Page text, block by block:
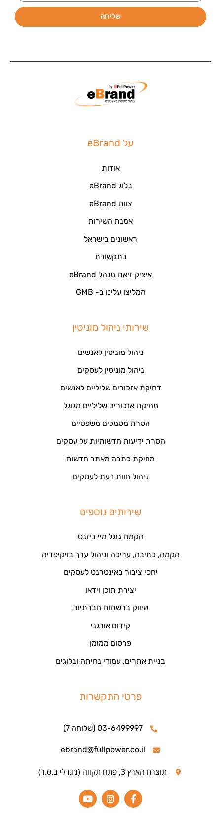
שליחה
על eBrand
אודות
בלוג eBrand
צוות eBrand
אמנת השירות
ראשונים בישראל
בתקשורת
איציק זיאת מנהל eBrand
המליצו עלינו ב- GMB
שירותי ניהול מוניטין
ניהול מוניטין לאנשים
ניהול מוניטין לעסקים
דחיקת אזכורים שליליים לאנשים
מחיקת אזכורים שליליים מגוגל
הסרת מסמכים משפטיים
הסרת ידיעות חדשותיות על עסקים
מחיקת כתבה מאתר חדשות
ניהול חוות דעת לעסקים
שירותים נוספים
הקמת גוגל מיי ביזנס
הקמה, כתיבה, עריכה וניהול ערך בויקיפדיה
יחסי ציבור באינטרנט לעסקים
יצירת תוכן וידאו
שיווק ברשתות חברתיות
קידום אורגני
פרסום ממומן
בניית אתרים, עמודי נחיתה ובלוגים
פרטי התקשרות
03-6499997 (שלוחה 7)
ebrand@fullpower.co.il
תוצרת הארץ 3, פתח תקווה (מגדלי ב.ס.ר)